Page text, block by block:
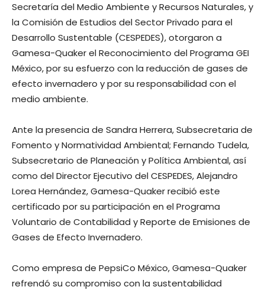
Secretaría del Medio Ambiente y Recursos Naturales, y
la Comisión de Estudios del Sector Privado para el
Desarrollo Sustentable (CESPEDES), otorgaron a
Gamesa-Quaker el Reconocimiento del Programa GEI
México, por su esfuerzo con la reducción de gases de
efecto invernadero y por su responsabilidad con el
medio ambiente.
Ante la presencia de Sandra Herrera, Subsecretaria de
Fomento y Normatividad Ambiental; Fernando Tudela,
Subsecretario de Planeación y Política Ambiental, así
como del Director Ejecutivo del CESPEDES, Alejandro
Lorea Hernández, Gamesa-Quaker recibió este
certificado por su participación en el Programa
Voluntario de Contabilidad y Reporte de Emisiones de
Gases de Efecto Invernadero.
Como empresa de PepsiCo México, Gamesa-Quaker
refrendó su compromiso con la sustentabilidad